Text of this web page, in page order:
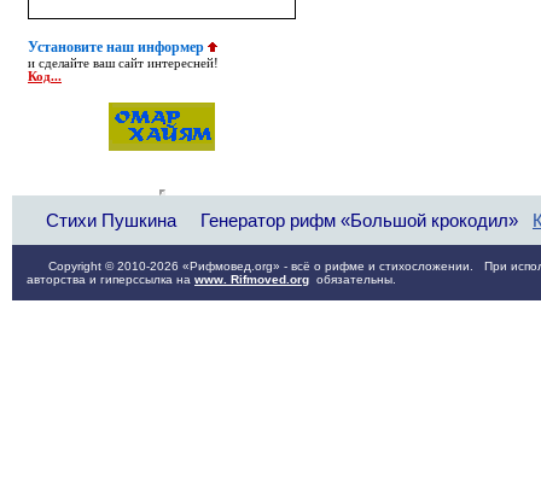
Установите наш информер
и сделайте ваш сайт интересней!
Код...
Стихи Пушкина Генератор рифм «Большой крокодил»
Copyright © 2010-2026 «Рифмовед.org» - всё о рифме и стихосложении. При
авторства и гиперссылка на www. Rifmoved.org обязательны.